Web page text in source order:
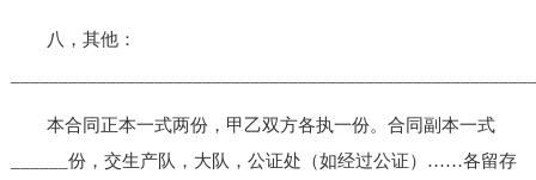
八，其他：
本合同正本一式两份，甲乙双方各执一份。合同副本一式
______份，交生产队，大队，公证处（如经过公证）……各留存